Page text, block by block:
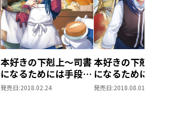
本好きの下剋上～司書
になるためには手段を
選んでいられません～
発売日:2018.02.24
本好きの下剋上～司
になるためには手段
選んでいられません
発売日:2018.08.01